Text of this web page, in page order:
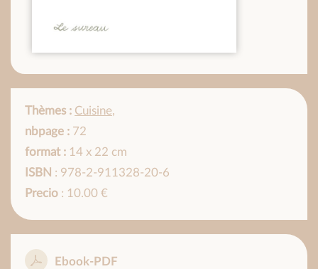
Thèmes : Cuisine,
nbpage : 72
format : 14 x 22 cm
ISBN : 978-2-911328-20-6
Precio : 10.00 €
Ebook-PDF